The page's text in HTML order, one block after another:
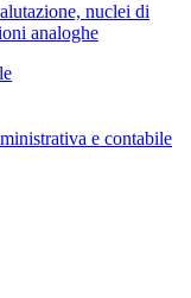
nuclei di
analoghe
e contabile